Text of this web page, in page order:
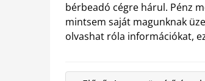
bérbeadó cégre hárul. Pénz
mintsem saját magunknak
olvashat róla információkat,